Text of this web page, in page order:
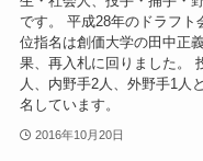
です。 平成28年のドラフト
位指名は創価大学の田中正
果、再入札に回りました。
人、内野手2人、外野手1人
名しています。
2016年10月20日